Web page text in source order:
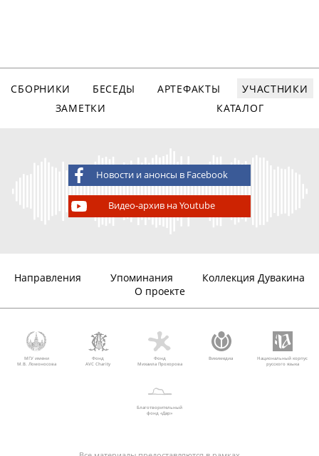
СБОРНИКИ БЕСЕДЫ АРТЕФАКТЫ
УЧАСТНИКИ
ЗАМЕТКИ
КАТАЛОГ
Новости и анонсы в Facebook
Видео-архив на Youtube
Направления Упоминания
Коллекция Дувакина
О проекте
МГУ имени
М.В. Ломоносова
Фонд
AVC Charity
Фонд
Михаила Прохорова
Викимедиа
Национальный корпус
русского языка
Благотворительный
фонд «Дар»